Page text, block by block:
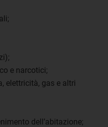
e narcotici;
elettricità, gas e altri
dell’abitazione;